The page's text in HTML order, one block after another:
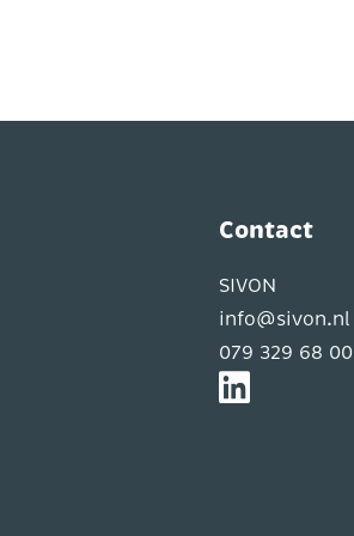
Contact
SIVON
info@sivon.nl
079 329 68 00